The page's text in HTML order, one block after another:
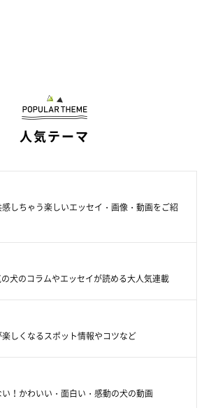
人気テーマ
しちゃう楽しいエッセイ・画像・動画をご紹
犬のコラムやエッセイが読める大人気連載
しくなるスポット情報やコツなど
！かわいい・面白い・感動の犬の動画